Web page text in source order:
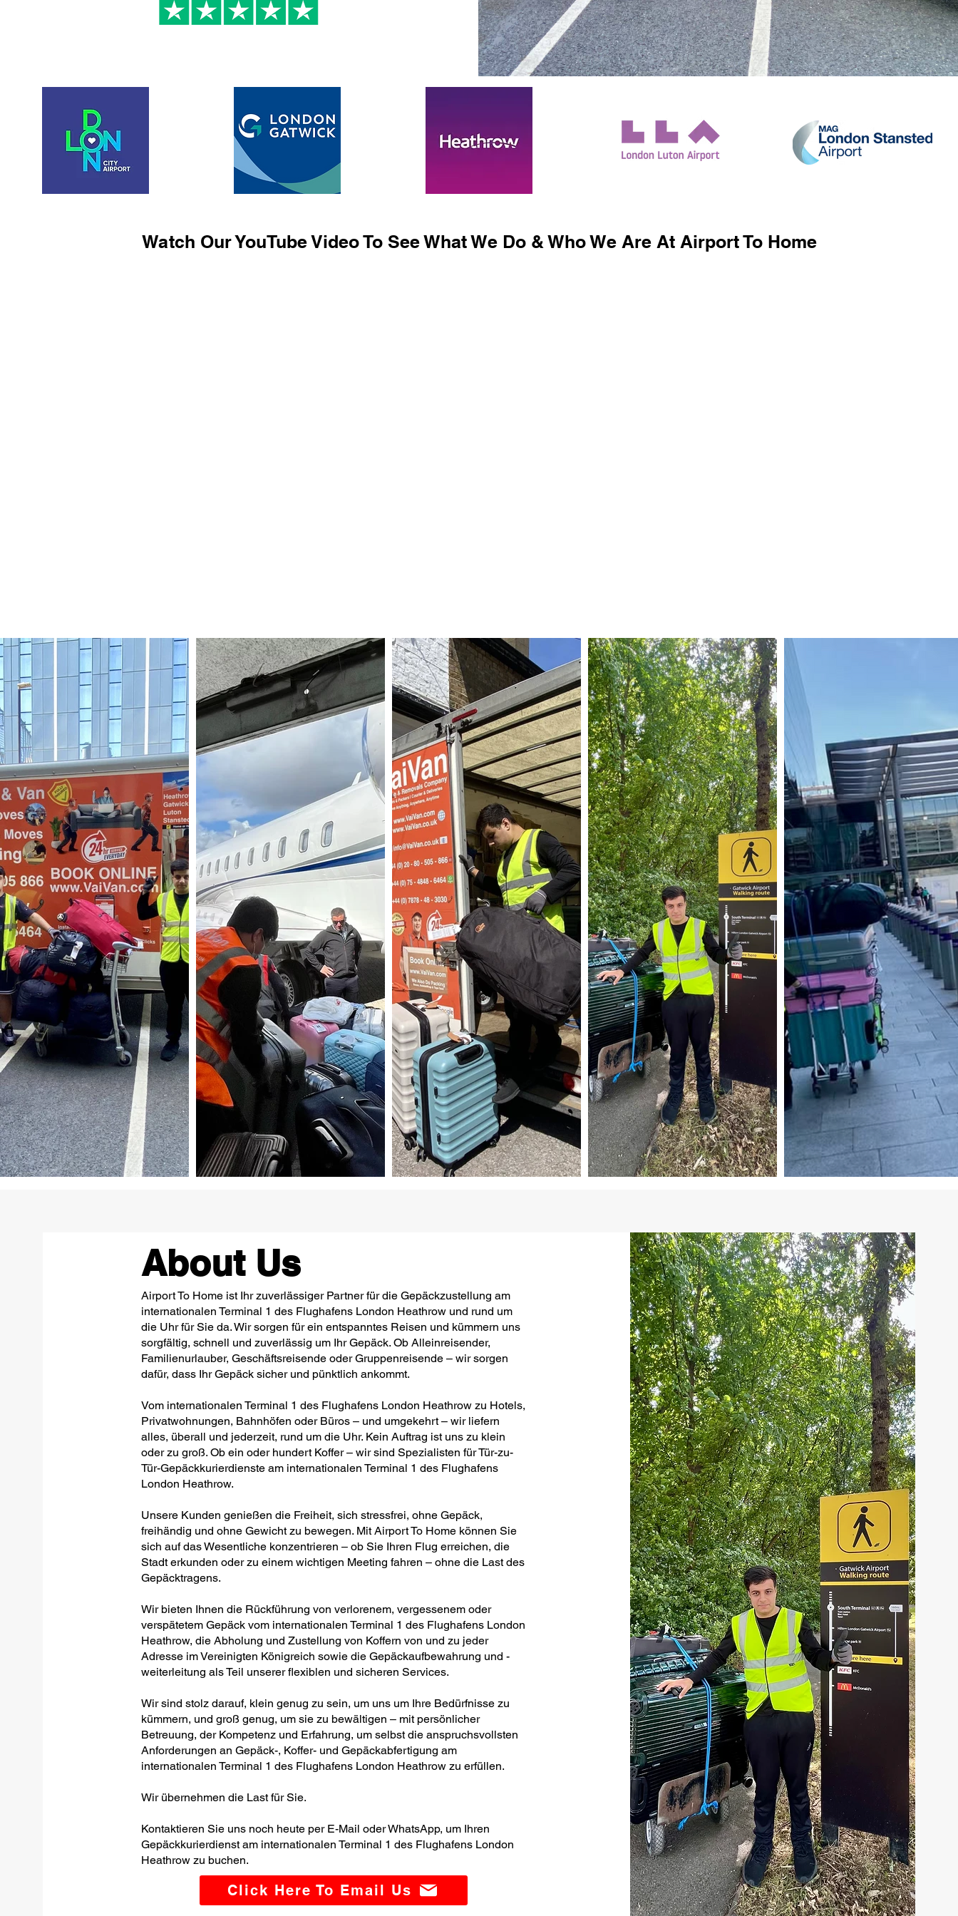
Watch Our YouTube Video To See What We Do & Who We Are At Airport To Home
About Us
Airport To Home ist Ihr zuverlässiger Partner für die Gepäckzustellung am
internationalen Terminal 1 des Flughafens London Heathrow und rund um
die Uhr für Sie da. Wir sorgen für ein entspanntes Reisen und kümmern uns
sorgfältig, schnell und zuverlässig um Ihr Gepäck. Ob Alleinreisender,
Familienurlauber, Geschäftsreisende oder Gruppenreisende – wir sorgen
dafür, dass Ihr Gepäck sicher und pünktlich ankommt.
Vom internationalen Terminal 1 des Flughafens London Heathrow zu Hotels,
Privatwohnungen, Bahnhöfen oder Büros – und umgekehrt – wir liefern
alles, überall und jederzeit, rund um die Uhr. Kein Auftrag ist uns zu klein
oder zu groß. Ob ein oder hundert Koffer – wir sind Spezialisten für Tür-zu-
Tür-Gepäckkurierdienste am internationalen Terminal 1 des Flughafens
London Heathrow.
Unsere Kunden genießen die Freiheit, sich stressfrei, ohne Gepäck,
freihändig und ohne Gewicht zu bewegen. Mit Airport To Home können Sie
sich auf das Wesentliche konzentrieren – ob Sie Ihren Flug erreichen, die
Stadt erkunden oder zu einem wichtigen Meeting fahren – ohne die Last des
Gepäcktragens.
Wir bieten Ihnen die Rückführung von verlorenem, vergessenem oder
verspätetem Gepäck vom internationalen Terminal 1 des Flughafens London
Heathrow, die Abholung und Zustellung von Koffern von und zu jeder
Adresse im Vereinigten Königreich sowie die Gepäckaufbewahrung und -
weiterleitung als Teil unserer flexiblen und sicheren Services.
Wir sind stolz darauf, klein genug zu sein, um uns um Ihre Bedürfnisse zu
kümmern, und groß genug, um sie zu bewältigen – mit persönlicher
Betreuung, der Kompetenz und Erfahrung, um selbst die anspruchsvollsten
Anforderungen an Gepäck-, Koffer- und Gepäckabfertigung am
internationalen Terminal 1 des Flughafens London Heathrow zu erfüllen.
Wir übernehmen die Last für Sie.
Kontaktieren Sie uns noch heute per E-Mail oder WhatsApp, um Ihren
Gepäckkurierdienst am internationalen Terminal 1 des Flughafens London
Heathrow zu buchen.
Click Here To Email Us